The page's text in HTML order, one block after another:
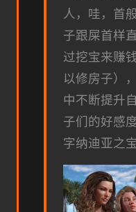
人，哇，首
子跟屎首样
过挖宝来赚
以修房子）
中不断提升
子们的好感
字纳迪亚之宝